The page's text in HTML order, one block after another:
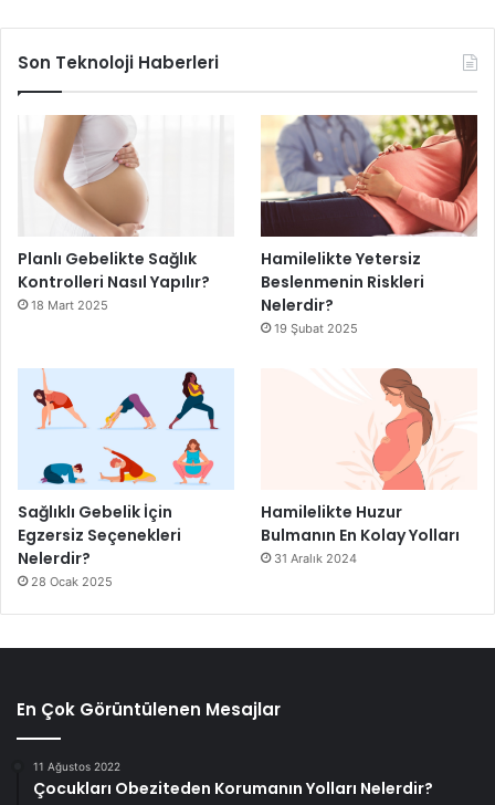
Son Teknoloji Haberleri
Planlı Gebelikte Sağlık
Kontrolleri Nasıl Yapılır?
18 Mart 2025
Hamilelikte Yetersiz
Beslenmenin Riskleri
Nelerdir?
19 Şubat 2025
Sağlıklı Gebelik İçin
Egzersiz Seçenekleri
Nelerdir?
28 Ocak 2025
Hamilelikte Huzur
Bulmanın En Kolay Yolları
31 Aralık 2024
En Çok Görüntülenen Mesajlar
11 Ağustos 2022
Çocukları Obeziteden Korumanın Yolları Nelerdir?